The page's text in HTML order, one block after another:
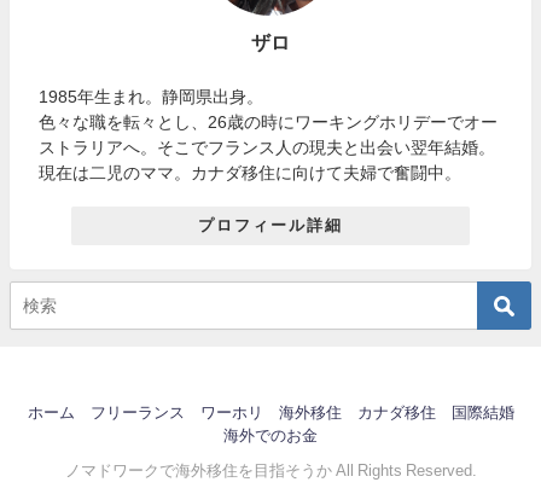
ザロ
1985年生まれ。静岡県出身。
色々な職を転々とし、26歳の時にワーキングホリデーでオー
ストラリアへ。そこでフランス人の現夫と出会い翌年結婚。
現在は二児のママ。カナダ移住に向けて夫婦で奮闘中。
プロフィール詳細
ホーム フリーランス ワーホリ 海外移住 カナダ移住
国際結婚
海外でのお金
ノマドワークで海外移住を目指そうか All Rights Reserved.